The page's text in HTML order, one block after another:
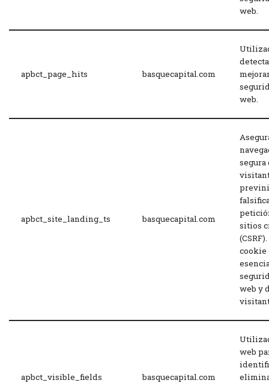
web.
apbct_page_hits basquecapital.com
web.
apbct_site_landing_ts basquecapital.com
segura
sitios
cookie
web y
apbct_visible_fields basquecapital.com
web